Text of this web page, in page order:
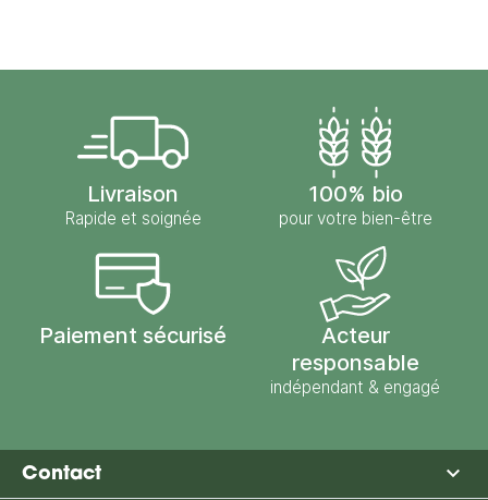
Livraison
Rapide et soignée
100% bio
pour votre bien-être
Paiement sécurisé
Acteur
responsable
indépendant & engagé
Contact 